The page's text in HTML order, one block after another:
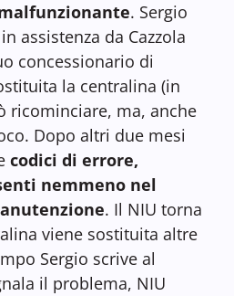
. Sergio
assistenza da Cazzola
concessionario di
la centralina (in
ricominciare, ma, anche
Dopo altri due mesi
codici di errore,
nemmeno nel
. Il NIU torna
viene sostituita altre
Sergio scrive al
il problema, NIU